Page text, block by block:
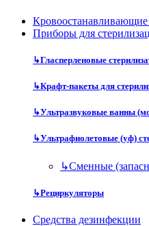
Кровоостанавливающие
Приборы для
↳Гласперленовые
↳Крафт-пакеты для
↳Ультразвуковые ванны
↳Ультрафиолетовые (уф)
↳Сменные
↳Рециркуляторы
Средства дезинфекции